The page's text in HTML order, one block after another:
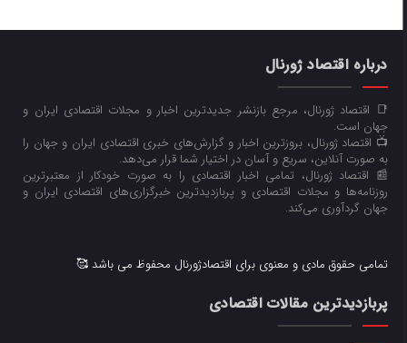
درباره اقتصاد ژورنال
📑 اقتصاد ژورنال، مرجع بازنشر جدیدترین اخبار و مجلات اقتصادی ایران و
جهان است.
📺 اقتصاد ژورنال، بروزترین اخبار و گزارش‌های خبری اقتصادی ایران و جهان را
به صورت آنلاین، سریع و آسان در اختیار شما قرار می‌‌دهد.
📰 اقتصاد ژورنال، تمامی اخبار اقتصادی را به صورت خودکار از معتبرترین
روزنامه‌ها و مجلات اقتصادی و پربازدیدترین خبرگزاری‌های اقتصادی ایران و
جهان گردآوری می‌کند.
تمامی حقوق مادی و معنوی برای اقتصادژورنال محفوظ می باشد 🥰
پربازدیدترین مقالات اقتصادی